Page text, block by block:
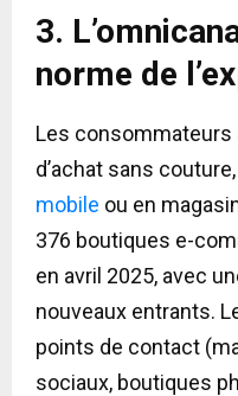
3.
norme de
Les
d’achat sans
mobile ou en
376 boutiques e-
en avril 2025, avec
nouveaux entrants.
points de contact
sociaux, boutiques